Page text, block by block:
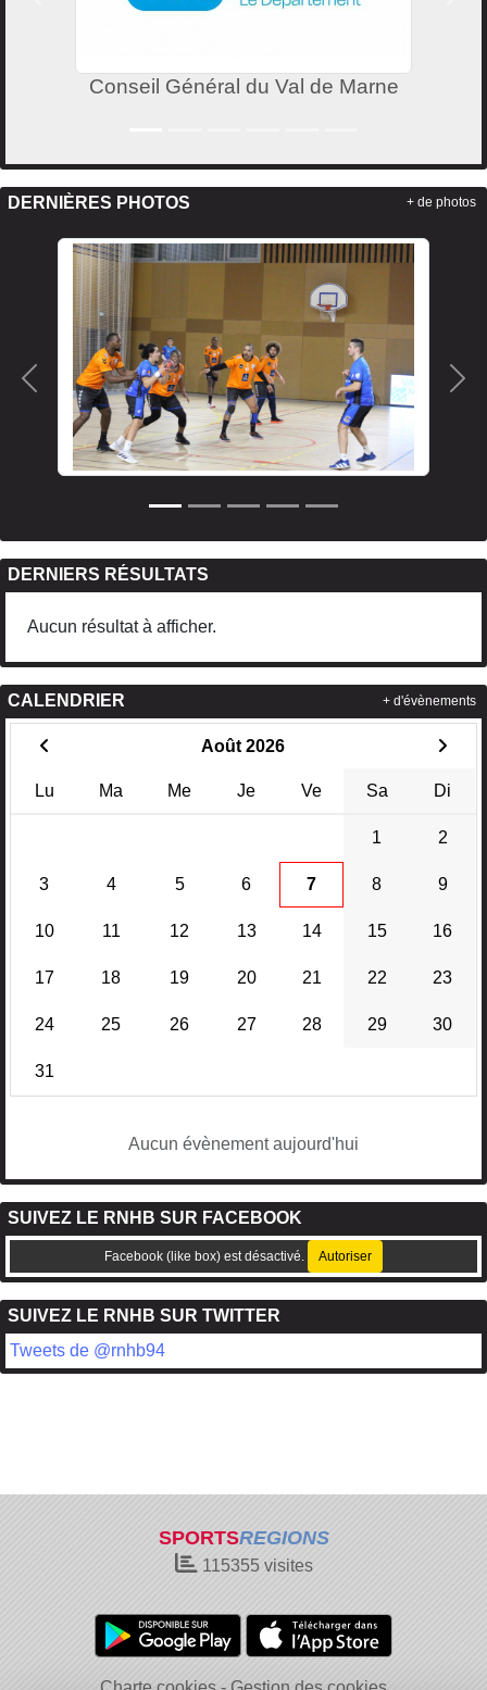
Conseil Général du Val de Marne
DERNIÈRES PHOTOS
Précedent
+ de photos
DERNIERS RÉSULTATS
Aucun résultat à afficher.
CALENDRIER
Août 2026
Lu Ma Me Je Ve Sa Di
1 2
3 4 5 6 7 8 9
10 11 12 13 14 15 16
17 18 19 20 21 22 23
24 25 26 27 28 29 30
31
Aucun évènement aujourd'hui
+ d'évènements
SUIVEZ LE RNHB SUR FACEBOOK
Facebook (like box) est désactivé. Autoriser
SUIVEZ LE RNHB SUR TWITTER
Tweets de @rnhb94
SPORTSREGIONS
115355 visites